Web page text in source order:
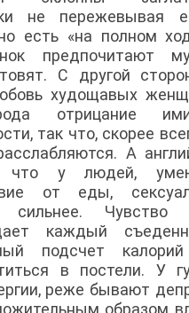
не пережевывая
есть «на полном
предпочитают
С другой
худощавых
отрицание
так что, скорее
А
что у людей,
от еды,
сильнее. Чувство
каждый
подсчет
в постели. У
реже бывают
образом